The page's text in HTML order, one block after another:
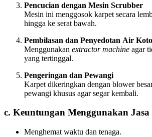
Pencucian dengan Mesin Scrubber
Mesin ini menggosok karpet secara
hingga ke serat bawah.
Pembilasan dan Penyedotan Air
Menggunakan extractor machine agar
yang tertinggal.
Pengeringan dan Pewangi
Karpet dikeringkan dengan blower
pewangi khusus agar segar kembali.
c. Keuntungan Menggunakan
Menghemat waktu dan tenaga.